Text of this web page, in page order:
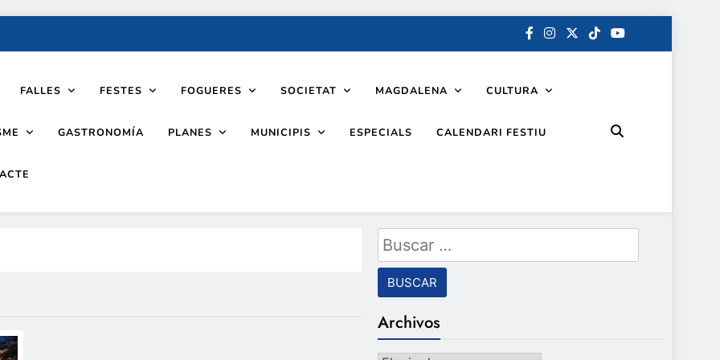
FALLES FESTES FOGUERES SOCIETAT MAGDALENA CULTURA
GASTRONOMÍA PLANES MUNICIPIS ESPECIALS CALENDARI FESTIU
Buscar:
Archivos